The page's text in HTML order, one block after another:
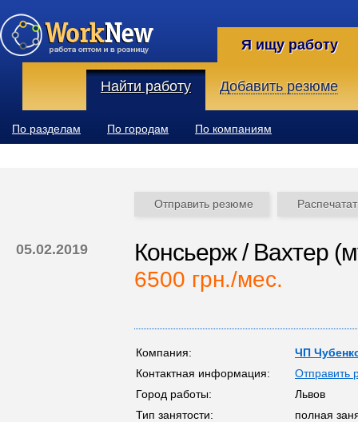
Я ищу работу
Найти работу Добавить резюме
По разделам По городам По компаниям
Отправить резюме
05.02.2019 Консьерж / Вахтер
6500 грн./мес.
Компания:
ЧП
Контактная информация:
Отправить
Город работы:
Львов
Тип занятости:
полная